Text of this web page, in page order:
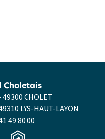
CHOLET
LYS-HAUT-LAYON
49 80 00
Choletais